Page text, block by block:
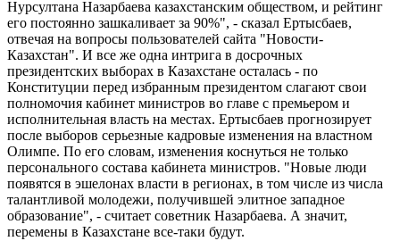
Нурсултана Назарбаева казахстанским обществом, и рейтинг
его постоянно зашкаливает за 90%", - сказал Ертысбаев,
отвечая на вопросы пользователей сайта "Новости-
Казахстан". И все же одна интрига в досрочных
президентских выборах в Казахстане осталась - по
Конституции перед избранным президентом слагают свои
полномочия кабинет министров во главе с премьером и
исполнительная власть на местах. Ертысбаев прогнозирует
после выборов серьезные кадровые изменения на властном
Олимпе. По его словам, изменения коснуться не только
персонального состава кабинета министров. "Новые люди
появятся в эшелонах власти в регионах, в том числе из числа
талантливой молодежи, получившей элитное западное
образование", - считает советник Назарбаева. А значит,
перемены в Казахстане все-таки будут.